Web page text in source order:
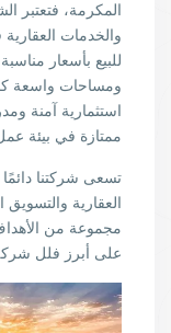
المكرمة، فتعتبر
والخدمات
للبيع بأسعار
ومساحات واسعة
استثمارية آمنة
ممتازة في بيئة
تسعى شركتنا
العقارية
مجموعة من
على أبرز فلل شركة